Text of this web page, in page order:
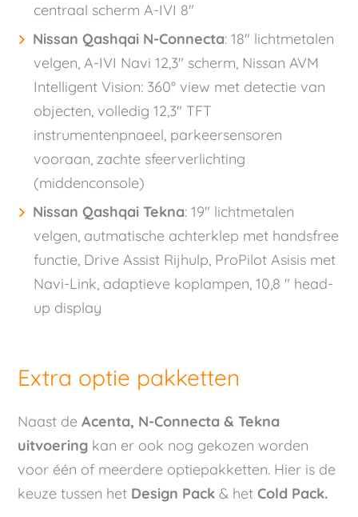
centraal scherm A-IVI 8"
Nissan Qashqai N-Connecta: 18" lichtmetalen
velgen, A-IVI Navi 12,3" scherm, Nissan AVM
Intelligent Vision: 360° view met detectie van
objecten, volledig 12,3" TFT
instrumentenpnaeel, parkeersensoren
vooraan, zachte sfeerverlichting
(middenconsole)
Nissan Qashqai Tekna: 19" lichtmetalen
velgen, autmatische achterklep met handsfree
functie, Drive Assist Rijhulp, ProPilot Asisis met
Navi-Link, adaptieve koplampen, 10,8 " head-
up display
Extra optie pakketten
Naast deAcenta, N-Connecta & Tekna
uitvoering kan er ook nog gekozen worden
voor één of meerdere optiepakketten. Hier is de
keuze tussen het Design Pack & hetCold Pack.